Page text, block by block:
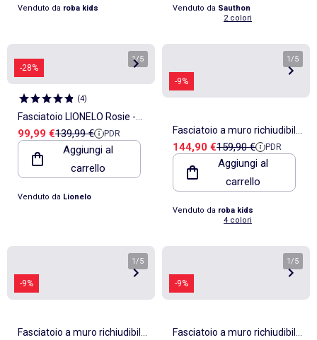
Venduto da roba kids Venduto da Sauthon
2 colori
-28%
1/5
(4)
Fasciatoio LIONELO Rosie -
Altezza regolabile - Ruote -
Organizer
Prezzo di vendita
99,99 €Prezzo di riferimento
139,99 € PDR
Aggiungi al
carrello
Venduto da Lionelo
-9%
1 /5
Fasciatoio a muro richiudibile
+ materassino impermeabile
"Roba Style"
Prezzo di vendita
144,90 €Prezzo di riferimento
159,90 € PDR
Aggiungi al
carrello
Venduto da roba kids
4 colori
-9%
1 /5
Fasciatoio a muro richiudibile
-9%
1 /5
Fasciatoio a muro richiudibile